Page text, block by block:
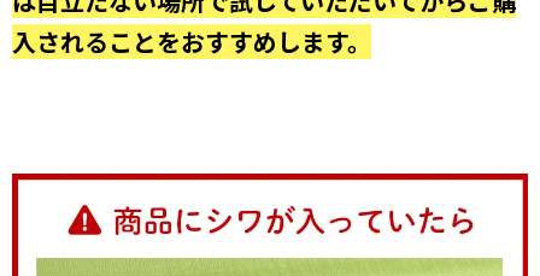
入されることをおすすめします。